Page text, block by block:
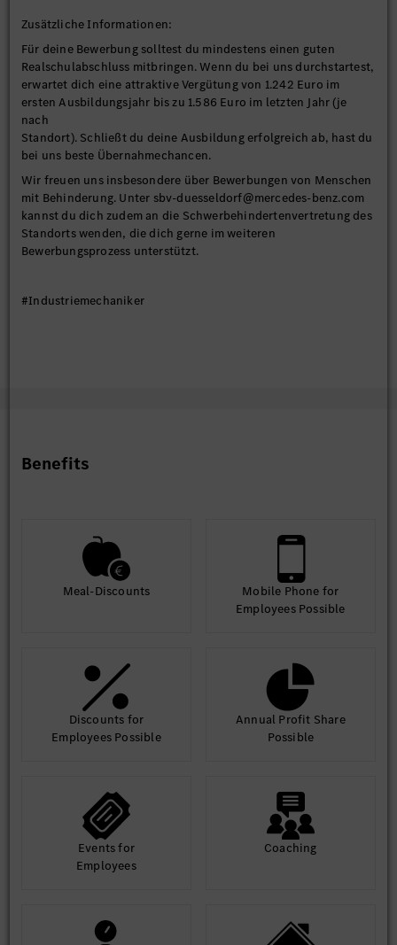
Zusätzliche Informationen:
Für deine Bewerbung solltest du mindestens einen guten
Realschulabschluss mitbringen. Wenn du bei uns durchstartest,
erwartet dich eine attraktive Vergütung von 1.242 Euro im
ersten Ausbildungsjahr bis zu 1.586 Euro im letzten Jahr (je
nach
Standort). Schließt du deine Ausbildung erfolgreich ab, hast du
bei uns beste Übernahmechancen.
Wir freuen uns insbesondere über Bewerbungen von Menschen
mit Behinderung. Unter sbv-duesseldorf@mercedes-benz.com
kannst du dich zudem an die Schwerbehindertenvertretung des
Standorts wenden, die dich gerne im weiteren
Bewerbungsprozess unterstützt.
#Industriemechaniker
Benefits
Meal-Discounts
Mobile Phone for
Employees Possible
Discounts for
Employees Possible
Annual Profit Share
Possible
Events for
Employees
Coaching